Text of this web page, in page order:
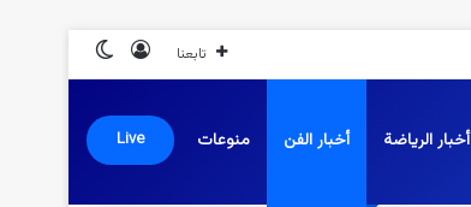
تابعنا تسجيل الدخول
أخبار الرياضة أخبار الفن منوعات Live